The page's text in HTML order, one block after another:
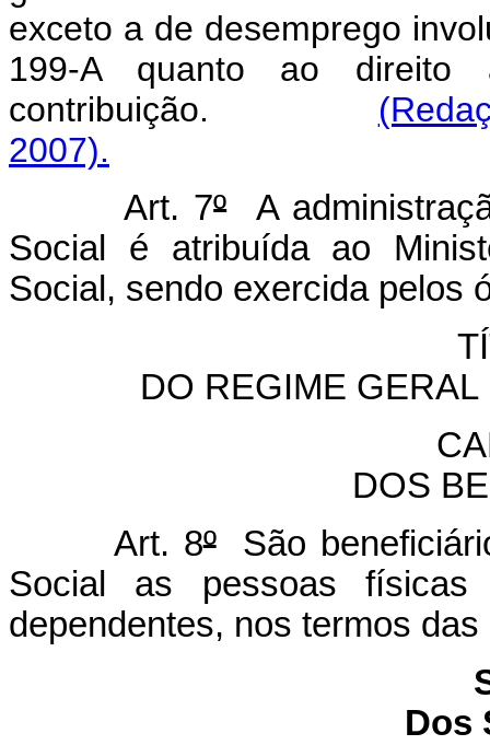
exceto a de desemprego
199-A quanto ao direito
contribuição.
2007).
Art. 7ºA
Social é atribuída ao
Social, sendo exercida pelos
DO REGIME
DOS
Art. 8ºSão
Social as pessoas físicas
dependentes, nos termos
Dos